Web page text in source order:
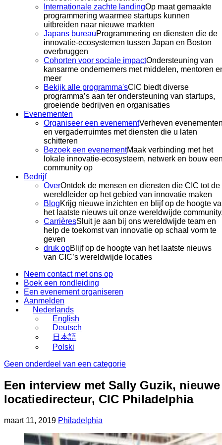
Internationale zachte landingOp maat gemaakte
programmering waarmee startups kunnen
uitbreiden naar nieuwe markten
Japans bureauProgrammering en diensten die de
innovatie-ecosystemen tussen Japan en Boston
overbruggen
Cohorten voor sociale impactOndersteuning van
kansarme ondernemers met middelen, mentoren
meer
Bekijk alle programma'sCIC biedt diverse
programma’s aan ter ondersteuning van startups,
groeiende bedrijven en organisaties
Evenementen
Organiseer een evenementVerheven
en vergaderruimtes met diensten die u laten
schitteren
Bezoek een evenementMaak verbinding met het
lokale innovatie-ecosysteem, netwerk en bouw
community op
Bedrijf
OverOntdek de mensen en diensten die CIC tot de
wereldleider op het gebied van innovatie maken
BlogKrijg nieuwe inzichten en blijf op de hoogte
het laatste nieuws uit onze wereldwijde
CarrièresSluit je aan bij ons wereldwijde team en
help de toekomst van innovatie op schaal vorm te
geven
druk opBlijf op de hoogte van het laatste nieuws
van CIC’s wereldwijde locaties
Neem contact met ons op
Boek een rondleiding
Een evenement organiseren
Aanmelden
Nederlands
English
Deutsch
日本語
Polski
Geen onderdeel van een categorie
Een interview met Sally Guzik, nieuwe
locatiedirecteur, CIC Philadelphia
Geplaatst
maart 11, 2019 Bijgewerkt
maart
Philadelphia